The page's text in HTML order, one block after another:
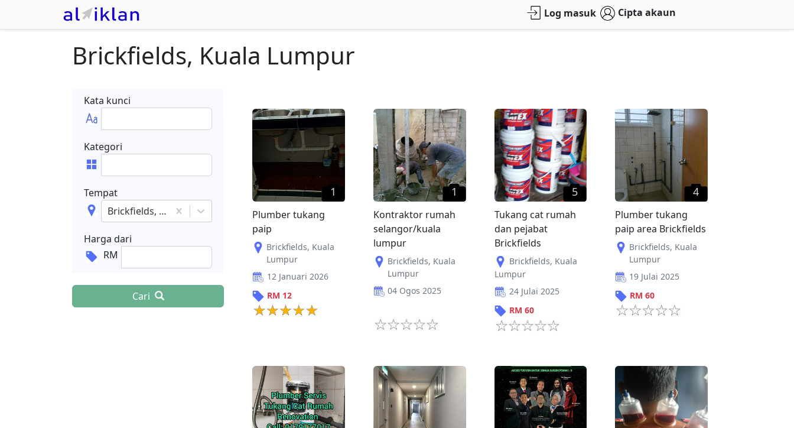
Log masuk Cipta akaun
Brickfields, Kuala Lumpur
Kata kunci
Kategori
Tempat
Brickfields, Kuala Lumpur
Harga dari
RM
Cari
1
Plumber tukang
paip
Brickfields, Kuala
Lumpur
12 Januari 2026
RM 12
1
Kontraktor rumah
selangor/kuala
lumpur
Brickfields, Kuala
Lumpur
04 Ogos 2025
5
Tukang cat rumah
dan pejabat
Brickfields
Brickfields, Kuala
Lumpur
24 Julai 2025
RM 60
4
Plumber tukang
paip area Brickfields
Brickfields, Kuala
Lumpur
19 Julai 2025
RM 60